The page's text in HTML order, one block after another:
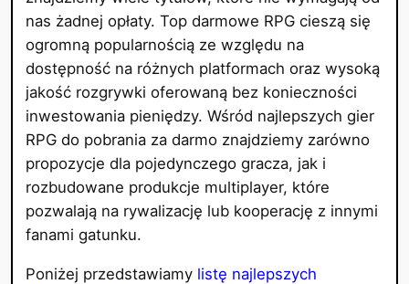
nas żadnej opłaty. Top darmowe RPG cieszą się
ogromną popularnością ze względu na
dostępność na różnych platformach oraz wysoką
jakość rozgrywki oferowaną bez konieczności
inwestowania pieniędzy. Wśród najlepszych gier
RPG do pobrania za darmo znajdziemy zarówno
propozycje dla pojedynczego gracza, jak i
rozbudowane produkcje multiplayer, które
pozwalają na rywalizację lub kooperację z innymi
fanami gatunku.
Poniżej przedstawiamy listę najlepszych